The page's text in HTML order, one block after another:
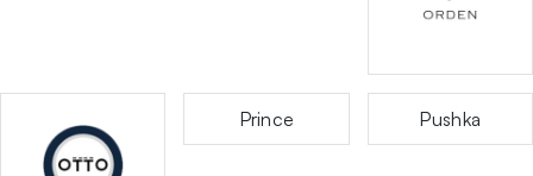
Prince Pushka